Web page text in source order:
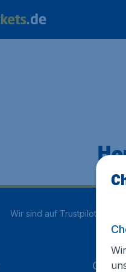
Wir sind auf Trustpilot mit